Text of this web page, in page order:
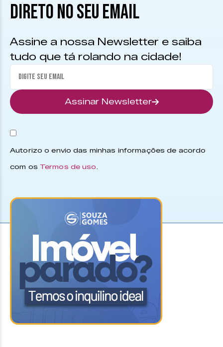
DIRETO NO SEU EMAIL
Assine a nossa Newsletter e saiba
tudo que tá rolando na cidade!
Assinar Newsletter
Autorizo o envio das minhas informações de acordo
com os Termos de uso.